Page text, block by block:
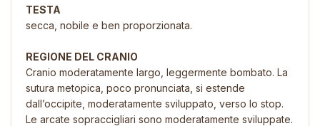
TESTA
secca, nobile e ben proporzionata.
REGIONE DEL CRANIO
Cranio moderatamente largo, leggermente bombato. La
sutura metopica, poco pronunciata, si estende
dall’occipite, moderatamente sviluppato, verso lo stop.
Le arcate sopraccigliari sono moderatamente sviluppate.